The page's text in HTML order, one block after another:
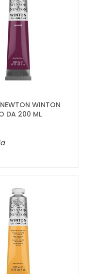
WINTON
DA 200 ML